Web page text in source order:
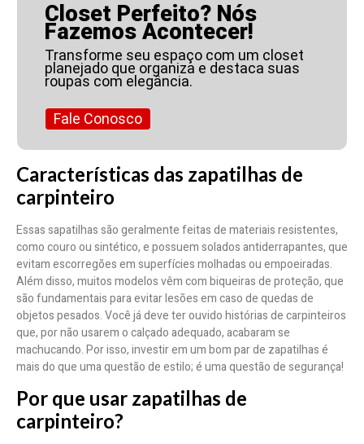
Closet Perfeito? Nós
Fazemos Acontecer!
Transforme seu espaço com um closet
planejado que organiza e destaca suas
roupas com elegância.
Fale Conosco
Características das zapatilhas de
carpinteiro
Essas sapatilhas são geralmente feitas de materiais resistentes,
como couro ou sintético, e possuem solados antiderrapantes, que
evitam escorregões em superfícies molhadas ou empoeiradas.
Além disso, muitos modelos vêm com biqueiras de proteção, que
são fundamentais para evitar lesões em caso de quedas de
objetos pesados. Você já deve ter ouvido histórias de carpinteiros
que, por não usarem o calçado adequado, acabaram se
machucando. Por isso, investir em um bom par de zapatilhas é
mais do que uma questão de estilo; é uma questão de segurança!
Por que usar zapatilhas de
carpinteiro?